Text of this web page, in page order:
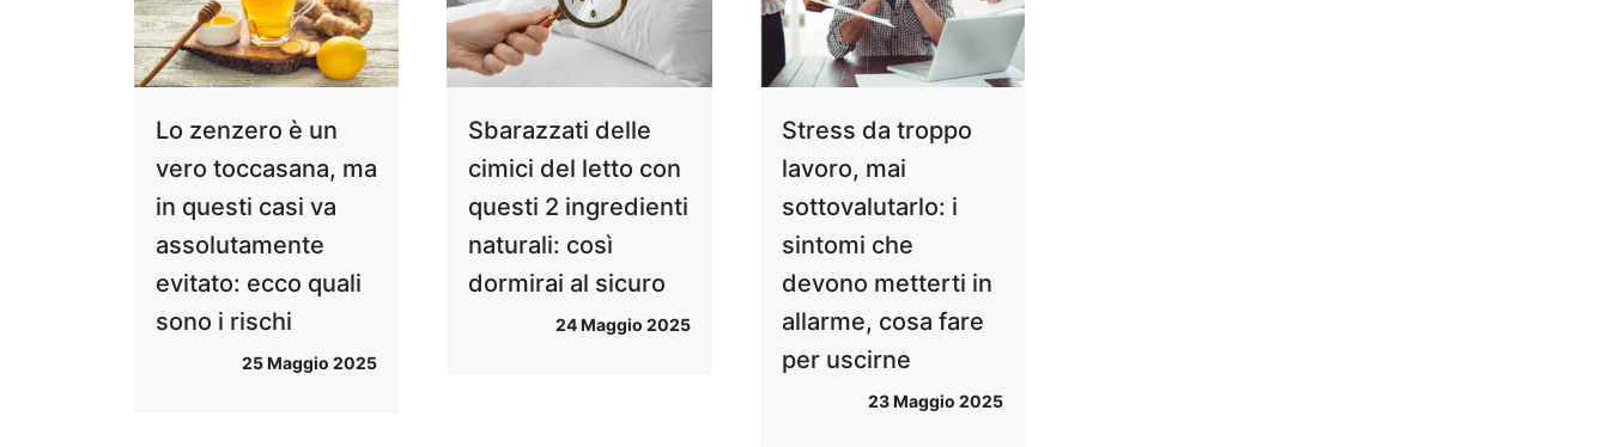
Lo zenzero è un
vero toccasana, ma
in questi casi va
assolutamente
evitato: ecco quali
sono i rischi
25 Maggio 2025
Sbarazzati delle
cimici del letto con
questi 2 ingredienti
naturali: così
dormirai al sicuro
24 Maggio 2025
Stress da troppo
lavoro, mai
sottovalutarlo: i
sintomi che
devono metterti in
allarme, cosa fare
per uscirne
23 Maggio 2025